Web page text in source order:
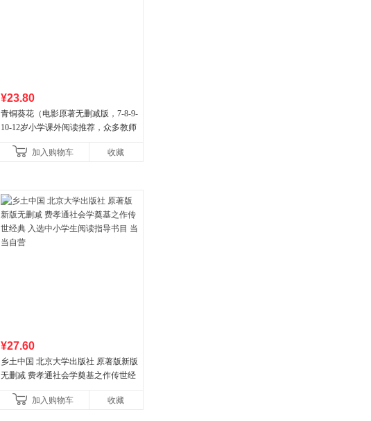
¥23.80
青铜葵花（电影原著无删减版，7-8-9-
10-12岁小学课外阅读推荐，众多教师
加入购物车
收藏
¥27.60
乡土中国 北京大学出版社 原著版新版
无删减 费孝通社会学奠基之作传世经
加入购物车 收藏